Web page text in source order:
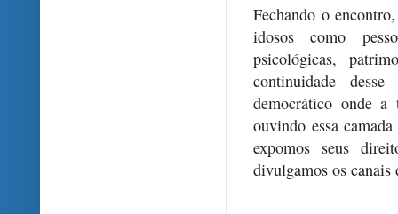
Fechando o
idosos como
psicológicas,
continuidade
democrático onde a
ouvindo essa
expomos seus
divulgamos os